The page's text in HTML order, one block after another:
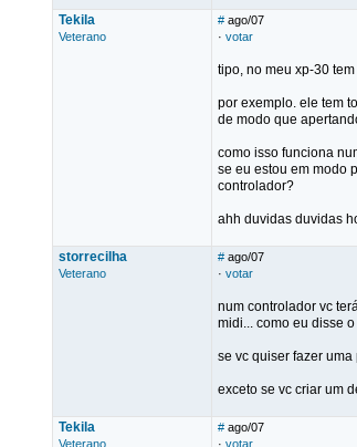
Tekila
Veterano
# ago/07
· votar
tipo, no meu xp-30
por exemplo. ele tem
de modo que
como isso funciona
se eu estou em modo
controlador?
ahh duvidas duvidas
storrecilha
Veterano
# ago/07
· votar
num controlador vc
midi... como eu disse
se vc quiser fazer
exceto se vc criar um
Tekila
Veterano
# ago/07
· votar